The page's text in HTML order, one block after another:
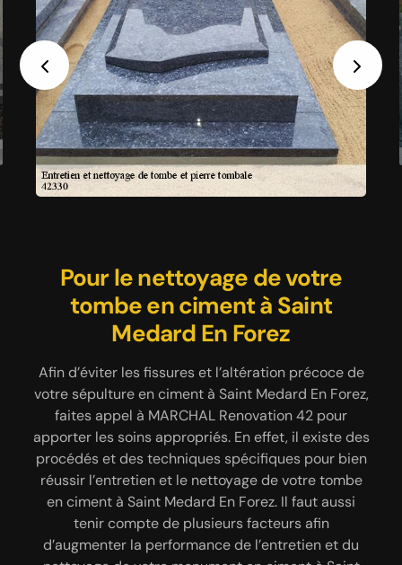
Previous Next
Pour le nettoyage de votre
tombe en ciment à Saint
Medard En Forez
Afin d’éviter les fissures et l’altération précoce de
votre sépulture en ciment à Saint Medard En Forez,
faites appel à MARCHAL Renovation 42 pour
apporter les soins appropriés. En effet, il existe des
procédés et des techniques spécifiques pour bien
réussir l’entretien et le nettoyage de votre tombe
en ciment à Saint Medard En Forez. Il faut aussi
tenir compte de plusieurs facteurs afin
d’augmenter la performance de l’entretien et du
Tarif nettoyage et entretien
sépulture pas cher dans le
42330
A part la gratuité du devis et des déplacements,
MARCHAL Renovation 42 propose également des
tarifs entretien et nettoyage sépulture pas chers à
Saint Medard En Forez et ses environs. Qu’il
s’agisse d’un nettoyage et entretien de tombe en
granit, pierre, béton, marbre ou autre, ses prix
resteront abordables. L’entreprise de nettoyage et
entretien tombe à Saint Medard En Forez vous
expliquera ce que coûte une intervention en
MARCHAL Renovation 42 se
tient toujours à votre écoute
Quels que soient les travaux que vous voulez faire
sur votre sépulture à Saint Medard En Forez pour
rendre hommage à vos défunts, MARCHAL
Renovation 42 se tient toujours à vos côtés pour
vous accompagner. Avec l’expérience, il sera en
mesure de vous orienter dans vos choix, selon l’état
actuel de votre monument, de votre budget et des
réglementations en vigueur. L’entreprise de
nettoyage et entretien tombe à Saint Medard En
Forez se fera un devoir de vous aider et de vous
aiguiller, dans le but de préserver et d’embellir